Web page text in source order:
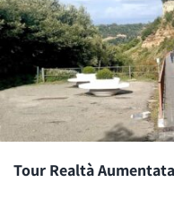
Tour Realtà